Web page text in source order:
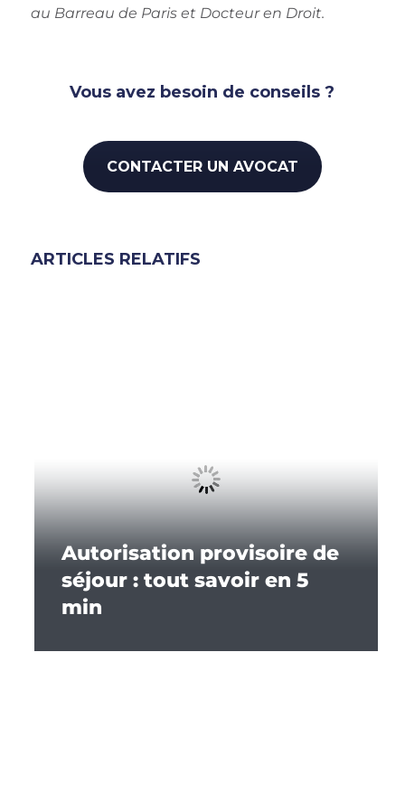
au Barreau de Paris et Docteur en Droit.
Vous avez besoin de conseils ?
CONTACTER UN AVOCAT
ARTICLES RELATIFS
Autorisation provisoire de
séjour : tout savoir en 5
min